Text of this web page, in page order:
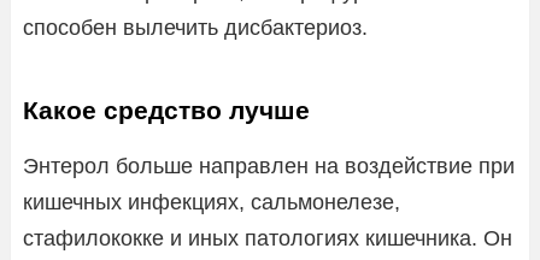
способен вылечить дисбактериоз.
Какое средство лучше
Энтерол больше направлен на воздействие при
кишечных инфекциях, сальмонелезе,
стафилококке и иных патологиях кишечника. Он